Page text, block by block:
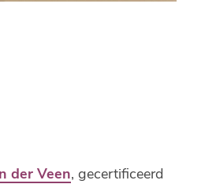
der Veen, gecertificeerd